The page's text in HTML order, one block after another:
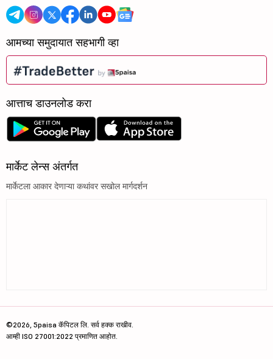
आमच्या समुदायात सहभागी व्हा
आत्ताच डाउनलोड करा
मार्केट लेन्स अंतर्गत
मार्केटला आकार देणाऱ्या कथांवर सखोल मार्गदर्शन
©2026, 5paisa कॅपिटल लि. सर्व हक्क राखीव.
आम्ही ISO 27001:2022 प्रमाणित आहोत.